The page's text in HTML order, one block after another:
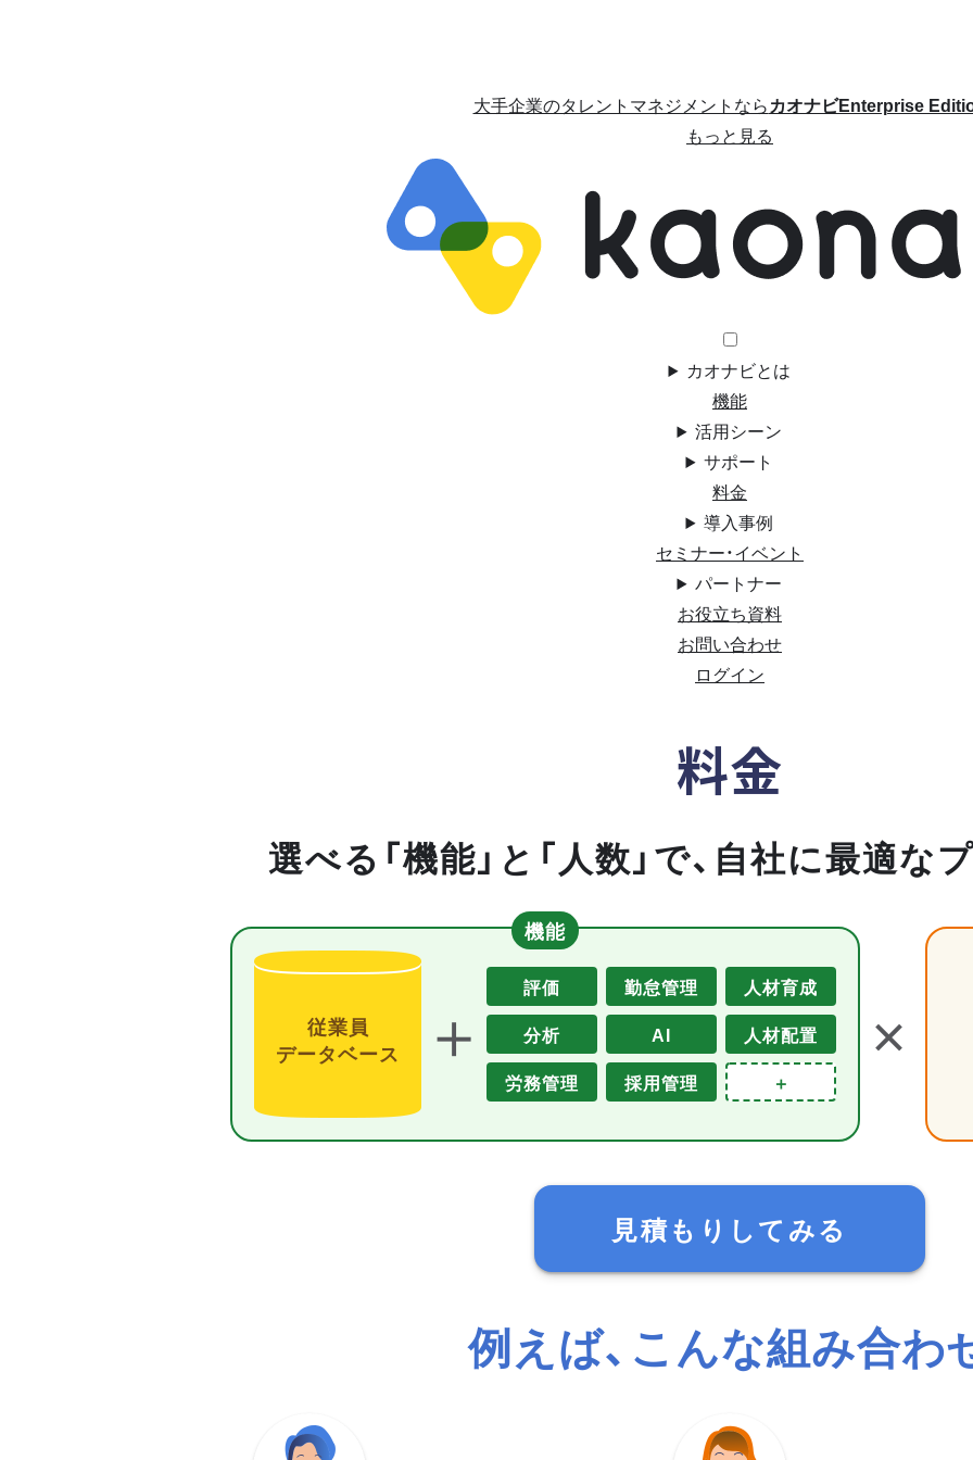
大手企業のタレントマネジメントならカオナビEnterprise
もっと見る
カオナビとは
機能
活用シーン
サポート
料金
導入事例
セミナー・イベント
パートナー
お役立ち資料
お問い合わせ
ログイン
料金
選べる「機能」と「人数」で、自社に最適な
機能
従業員
データベース
＋
評価 勤怠管理
人材育成
分析
AI
人材配置
労務管理
採用管理 ＋ ＋
見積もりしてみる
例えば、こんな組み合わ